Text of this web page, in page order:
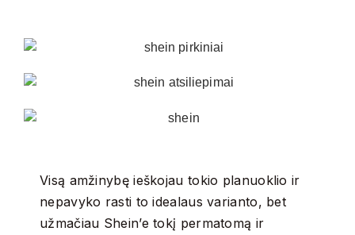
Visą amžinybę ieškojau tokio planuoklio ir
nepavyko rasti to idealaus varianto, bet
užmačiau Shein’e tokį permatomą ir